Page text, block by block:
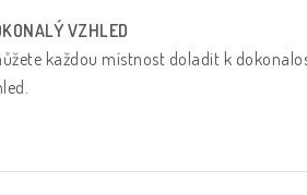
VZHLED
každou místnost doladit k